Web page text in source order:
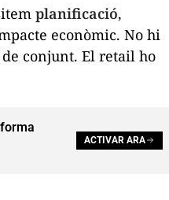
planificació,
econòmic. No hi
conjunt. El retail ho
ACTIVAR ARA